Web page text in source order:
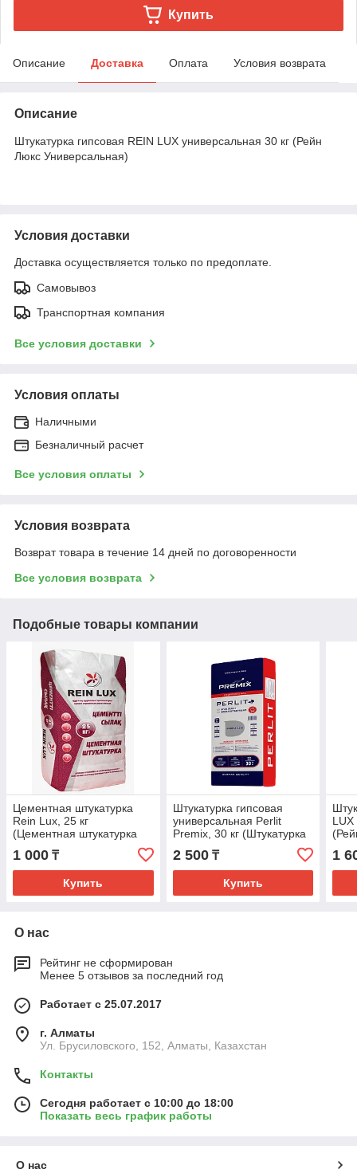
Купить
Описание Доставка Оплата Условия возврата
Описание
Штукатурка гипсовая REIN LUX универсальная 30 кг (Рейн
Люкс Универсальная)
Условия доставки
Доставка осуществляется только по предоплате.
Самовывоз
Транспортная компания
Все условия доставки
Условия оплаты
Наличными
Безналичный расчет
Все условия оплаты
Условия возврата
Возврат товара в течение 14 дней по договоренности
Все условия возврата
Подобные товары компании
Цементная штукатурка
Rein Lux, 25 кг
(Цементная штукатурка
Рейн Люкс)
1 000 ₸
Купить
Штукатурка гипсовая
универсальная Perlit
Premix, 30 кг (Штукатурка
Перлит Премикс)
2 500₸
Купить
LUX
1
О нас
Рейтинг не сформирован
Менее 5 отзывов за последний год
Работает с 25.07.2017
г. Алматы
Ул. Брусиловского, 152, Алматы, Казахстан
Контакты
Сегодня работает с 10:00 до 18:00
Показать весь график работы
О нас